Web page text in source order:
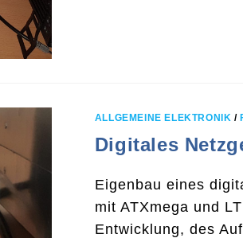
ALLGEMEINE ELEKTRONIK /
Digitales
Eigenbau eines
mit ATXmega und
Entwicklung, des